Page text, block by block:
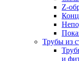
Z-
Трубы из
и